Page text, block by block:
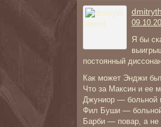
Я бы
постоянный
Как может Энджи
Что за Максин и ее
Джуниор — больной
Фил Буши —
Барби — повар, а не